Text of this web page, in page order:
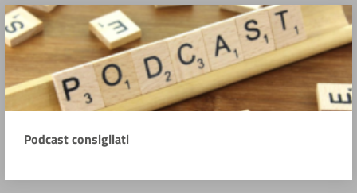
Podcast consigliati